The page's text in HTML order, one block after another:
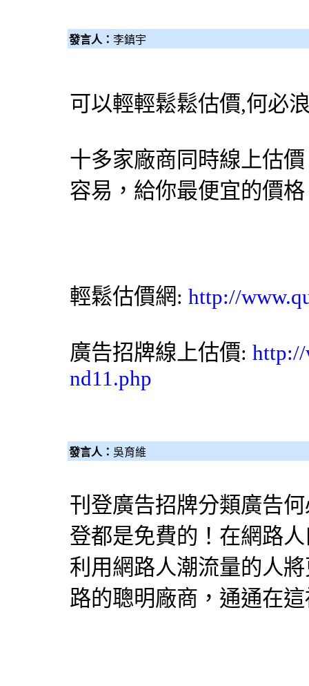
發言人： 李鎮宇
可以輕輕鬆鬆估價,何必
十多家廠商同時線上估
容易，給你最便宜的價
輕鬆估價網: http://
廣告招牌線上估價: http://
nd11.php
發言人： 吳育維
刊登廣告招牌分類廣告
登都是免費的！在網路
利用網路人潮流量的人
路的聰明廠商，通通在